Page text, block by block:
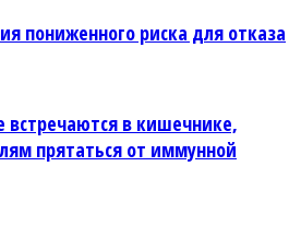
пониженного риска для отказа
встречаются в кишечнике,
прятаться от иммунной